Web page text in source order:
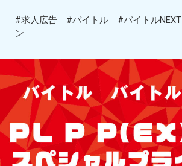
#求人広告 #バイトル #バイトルNEXT
ン